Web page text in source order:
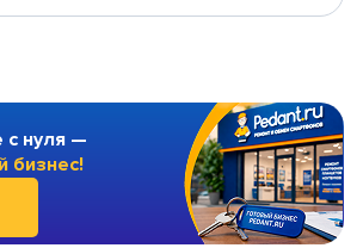
с нуля —
бизнес!